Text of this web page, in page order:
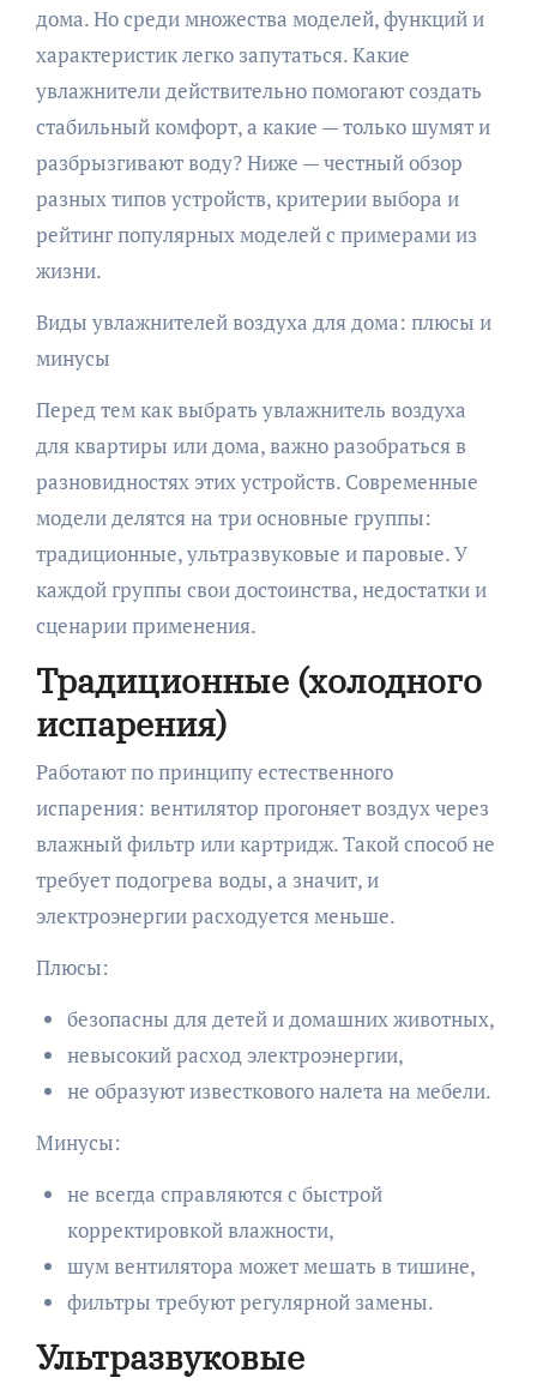
дома. Но среди множества моделей, функций и
характеристик легко запутаться. Какие
увлажнители действительно помогают создать
стабильный комфорт, а какие — только шумят и
разбрызгивают воду? Ниже — честный обзор
разных типов устройств, критерии выбора и
рейтинг популярных моделей с примерами из
жизни.
Виды увлажнителей воздуха для дома: плюсы и
минусы
Перед тем как выбрать увлажнитель воздуха
для квартиры или дома, важно разобраться в
разновидностях этих устройств. Современные
модели делятся на три основные группы:
традиционные, ультразвуковые и паровые. У
каждой группы свои достоинства, недостатки и
сценарии применения.
Традиционные (холодного
испарения)
Работают по принципу естественного
испарения: вентилятор прогоняет воздух через
влажный фильтр или картридж. Такой способ не
требует подогрева воды, а значит, и
электроэнергии расходуется меньше.
Плюсы:
безопасны для детей и домашних животных,
невысокий расход электроэнергии,
не образуют известкового налета на мебели.
Минусы:
не всегда справляются с быстрой
корректировкой влажности,
шум вентилятора может мешать в тишине,
фильтры требуют регулярной замены.
Ультразвуковые